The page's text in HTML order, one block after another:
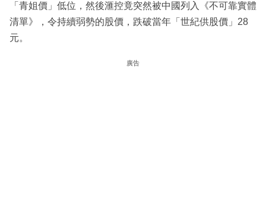
「青姐價」低位，然後滙控竟突然被中國列入《不可靠實體
清單》，令持續弱勢的股價，跌破當年「世紀供股價」28
元。
廣告